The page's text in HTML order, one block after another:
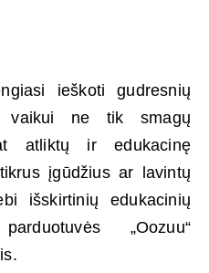
ieškoti gudresnių
vaikui ne tik smagų
atliktų ir edukacinę
įgūdžius ar lavintų
išskirtinių edukacinių
„Oozuu“